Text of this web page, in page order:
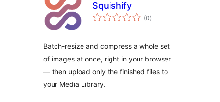
Squishify
(0avaliações
totais
)
Batch-resize and compress a whole set
of images at once, right in your browser
— then upload only the finished files to
your Media Library.